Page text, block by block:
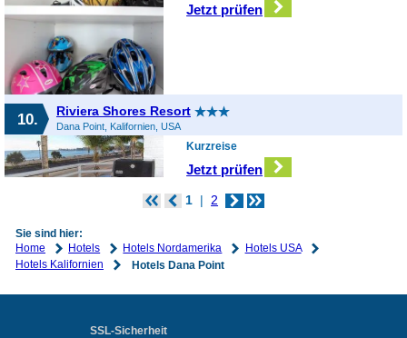
Jetzt prüfen
10. Riviera Shores Resort
Dana Point, Kalifornien, USA
Kurzreise
Jetzt prüfen
1 2
Sie sind hier:
Home
Hotels Hotels Nordamerika
Hotels USA
Hotels Kalifornien
Hotels Dana Point
SSL-Sicherheit